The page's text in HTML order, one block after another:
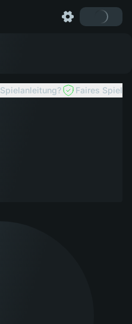
Spielanleitung? Faires Spiel